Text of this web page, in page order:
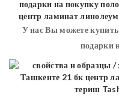
У нас Вы можете
подарки